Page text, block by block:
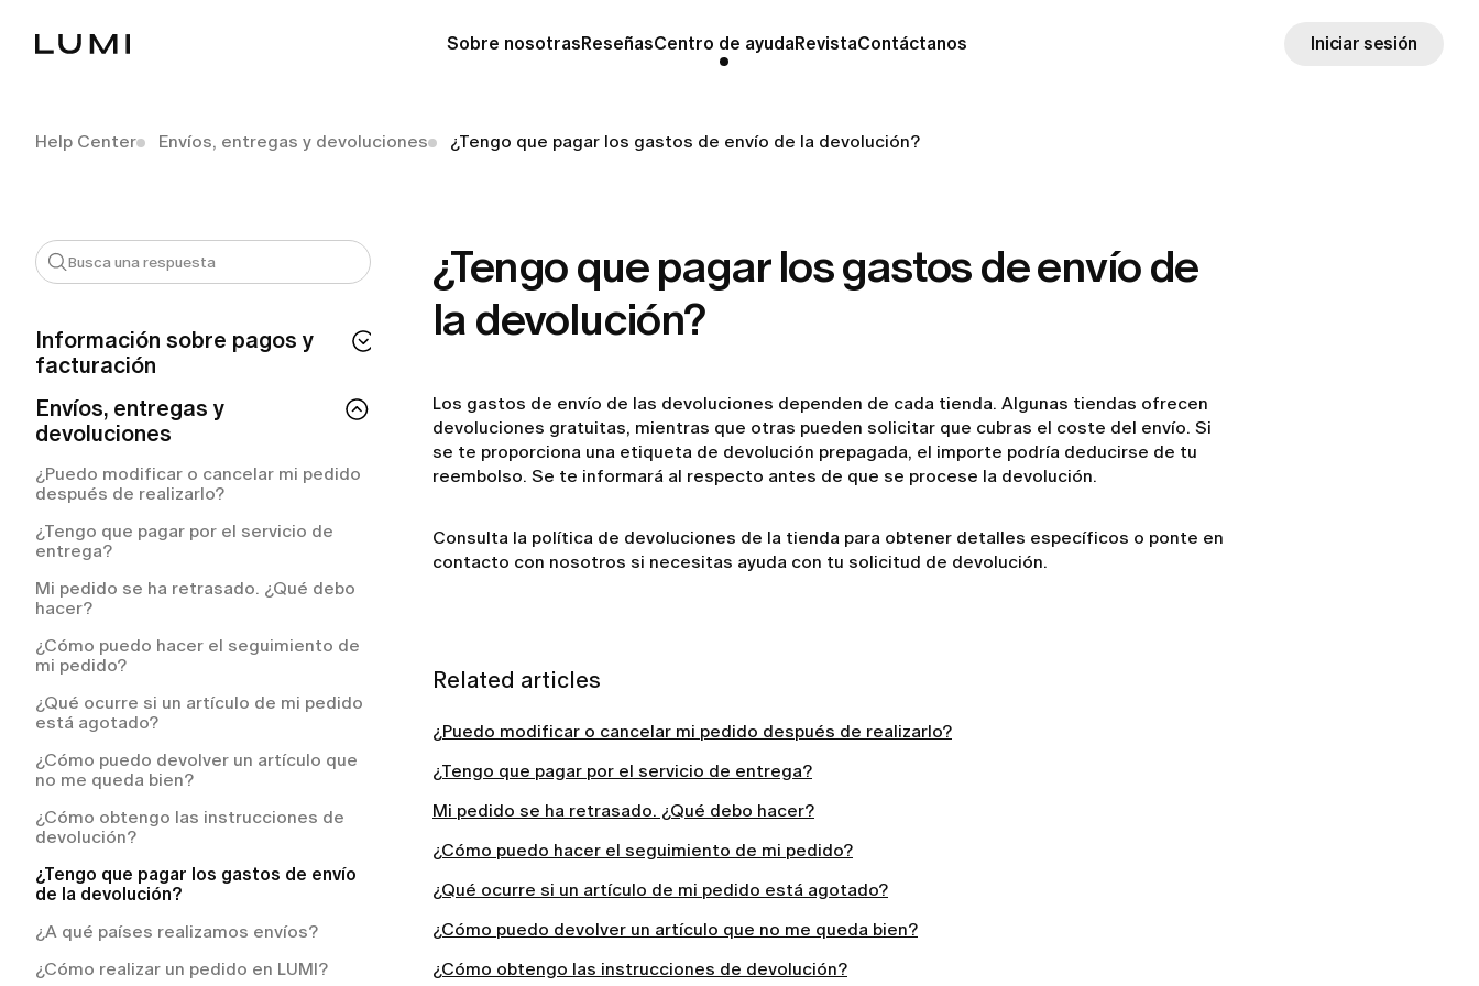
Sobre nosotrasReseñasCentro de ayudaRevistaContáctanos Iniciar sesión
Help Center Envíos, entregas y devoluciones ¿Tengo que pagar los gastos de envío de la devolución?
Información sobre pagos y
facturación
¿Cuánto tiempo tarda en procesarse mi
reembolso de LUMI?
¿Por qué se me ha realizado un cargo
automático de LUMI?
¿Cómo solicitar un reembolso en LUMI?
¿Cómo puedo solicitar un reembolso?
Envíos, entregas y
devoluciones
¿Puedo modificar o cancelar mi pedido
después de realizarlo?
¿Tengo que pagar por el servicio de
entrega?
Mi pedido se ha retrasado. ¿Qué debo
hacer?
¿Cómo puedo hacer el seguimiento de
mi pedido?
¿Qué ocurre si un artículo de mi pedido
está agotado?
¿Cómo puedo devolver un artículo que
no me queda bien?
¿Cómo obtengo las instrucciones de
devolución?
¿Tengo que pagar los gastos de envío
de la devolución?
¿A qué países realizamos envíos?
¿Cómo realizar un pedido en LUMI?
¿Tengo que pagar los gastos de envío de
la devolución?
Los gastos de envío de las devoluciones dependen de cada tienda. Algunas tiendas ofrecen
devoluciones gratuitas, mientras que otras pueden solicitar que cubras el coste del envío. Si
se te proporciona una etiqueta de devolución prepagada, el importe podría deducirse de tu
reembolso. Se te informará al respecto antes de que se procese la devolución.
Consulta la política de devoluciones de la tienda para obtener detalles específicos o ponte en
contacto con nosotros si necesitas ayuda con tu solicitud de devolución.
Related articles
¿Puedo modificar o cancelar mi pedido después de realizarlo?
¿Tengo que pagar por el servicio de entrega?
Mi pedido se ha retrasado. ¿Qué debo hacer?
¿Cómo puedo hacer el seguimiento de mi pedido?
¿Qué ocurre si un artículo de mi pedido está agotado?
¿Cómo puedo devolver un artículo que no me queda bien?
¿Cómo obtengo las instrucciones de devolución?